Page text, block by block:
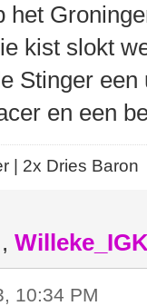
het
kist slokt
Stinger
en een
| 2x Dries Baron
,
10:34 PM